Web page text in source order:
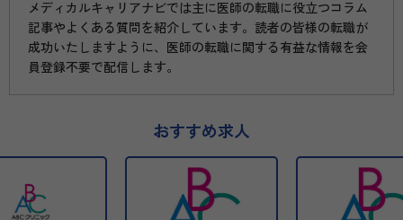
メディカルキャリアナビでは主に医師の転職に役立つコラム
記事やよくある質問を紹介しています。読者の皆様の転職が
成功いたしますように、医師の転職に関する有益な情報を会
員登録不要で配信します。
おすすめ求人